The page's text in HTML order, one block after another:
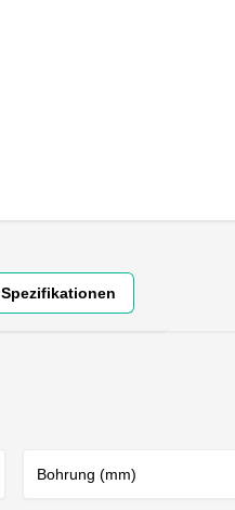
Spezifikationen
Bohrung (mm)